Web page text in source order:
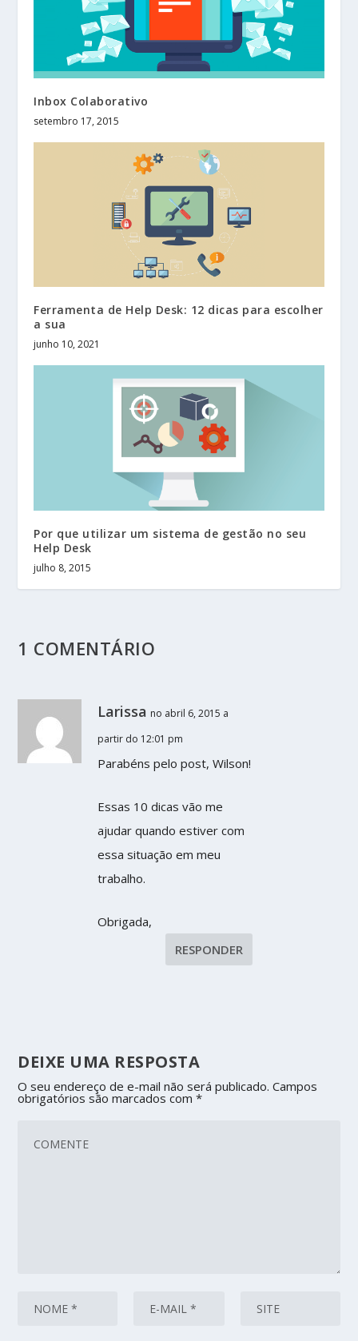
Inbox Colaborativo
setembro 17, 2015
Ferramenta de Help Desk: 12 dicas para escolher
a sua
junho 10, 2021
Por que utilizar um sistema de gestão no seu
Help Desk
julho 8, 2015
1 COMENTÁRIO
Larissa no abril 6, 2015 a
partir do 12:01 pm
Parabéns pelo post, Wilson!
Essas 10 dicas vão me
ajudar quando estiver com
essa situação em meu
trabalho.
Obrigada,
RESPONDER
DEIXE UMA RESPOSTA
O seu endereço de e-mail não será publicado. Campos
obrigatórios são marcados com*